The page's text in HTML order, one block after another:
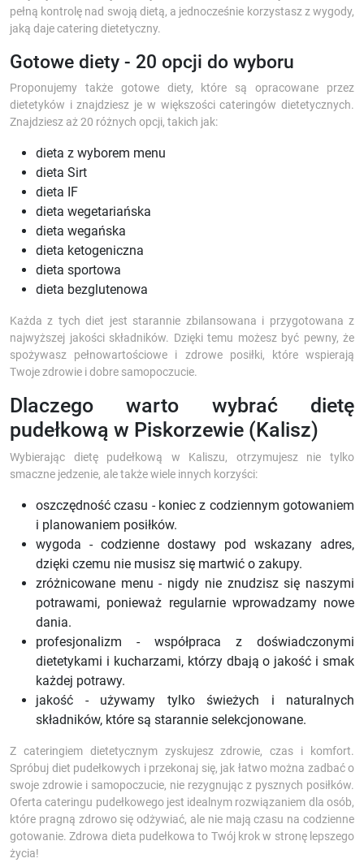
pełną kontrolę nad swoją dietą, a jednocześnie korzystasz z wygody,
jaką daje catering dietetyczny.
Gotowe diety - 20 opcji do wyboru
Proponujemy także gotowe diety, które są opracowane przez
dietetyków i znajdziesz je w większości cateringów dietetycznych.
Znajdziesz aż 20 różnych opcji, takich jak:
dieta z wyborem menu
dieta Sirt
dieta IF
dieta wegetariańska
dieta wegańska
dieta ketogeniczna
dieta sportowa
dieta bezglutenowa
Każda z tych diet jest starannie zbilansowana i przygotowana z
najwyższej jakości składników. Dzięki temu możesz być pewny, że
spożywasz pełnowartościowe i zdrowe posiłki, które wspierają
Twoje zdrowie i dobre samopoczucie.
Dlaczego warto wybrać dietę
pudełkową w Piskorzewie (Kalisz)
Wybierając dietę pudełkową w Kaliszu, otrzymujesz nie tylko
smaczne jedzenie, ale także wiele innych korzyści:
oszczędność czasu - koniec z codziennym gotowaniem
i planowaniem posiłków.
wygoda - codzienne dostawy pod wskazany adres,
dzięki czemu nie musisz się martwić o zakupy.
zróżnicowane menu - nigdy nie znudzisz się naszymi
potrawami, ponieważ regularnie wprowadzamy nowe
dania.
profesjonalizm - współpraca z doświadczonymi
dietetykami i kucharzami, którzy dbają o jakość i smak
każdej potrawy.
jakość - używamy tylko świeżych i naturalnych
składników, które są starannie selekcjonowane.
Z cateringiem dietetycznym zyskujesz zdrowie, czas i komfort.
Spróbuj diet pudełkowych i przekonaj się, jak łatwo można zadbać o
swoje zdrowie i samopoczucie, nie rezygnując z pysznych posiłków.
Oferta cateringu pudełkowego jest idealnym rozwiązaniem dla osób,
które pragną zdrowo się odżywiać, ale nie mają czasu na codzienne
gotowanie. Zdrowa dieta pudełkowa to Twój krok w stronę lepszego
życia!